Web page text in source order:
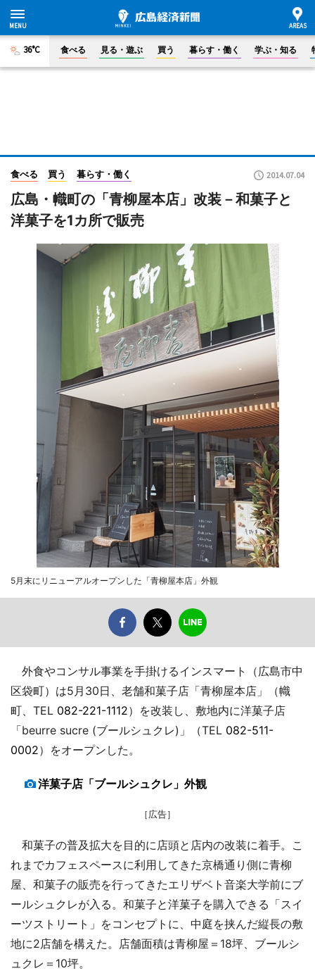
36°C 食べる 見る・遊ぶ 買う 暮らす・働く 学ぶ・知る
食べる 買う 暮らす・働く 2014.07.04
広島・幟町の「青柳屋本店」改装－和菓子と
洋菓子を1カ所で販売
5月末にリニューアルオープンした「青柳屋本店」外観
外食やコンサル事業を手掛けるインスマート（広島市中
区袋町）は5月30日、老舗和菓子店「青柳屋本店」（幟
町、TEL 082-221-1112）を改装し、敷地内に洋菓子店
「beurre sucre (ブールシュクレ)」（TEL 082-511-
0002）をオープンした。
洋菓子店「ブールシュクレ」外観
［広告］
和菓子の普及拡大を目的に店頭と店内の改装に着手。こ
れまでカフェスペースに利用してきた京橋通り側に青柳
屋、和菓子の販売を行ってきたエリザベト音楽大学前にブ
ールシュクレが入る。和菓子と洋菓子を購入できる「スイ
ーツストリート」をコンセプトに、中庭を挟んだ縦長の敷
地に2店舗を構えた。店舗面積は青柳屋＝18坪、ブールシ
ュクレ＝10坪。